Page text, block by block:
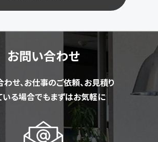
お問い合わせ
せ、お仕事のご依頼、お見積り
いる場合でもまずはお気軽に